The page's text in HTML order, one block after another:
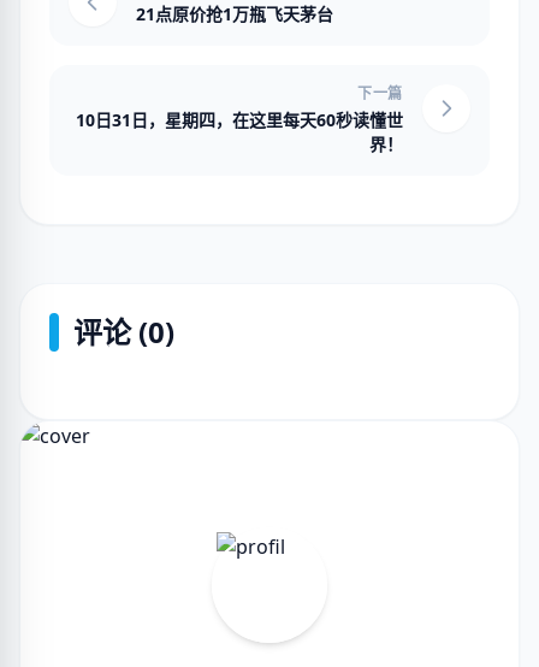
21点原价抢1万瓶飞天茅台
下一篇
10日31日，星期四，在这里每天60秒读懂世
界！
评论 (0)